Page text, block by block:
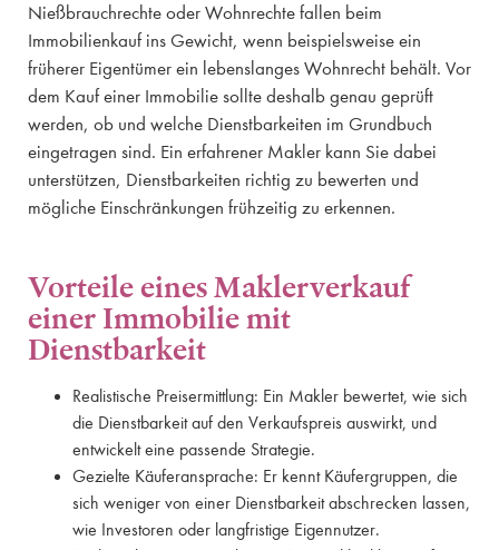
Nießbrauchrechte oder Wohnrechte fallen beim
Immobilienkauf ins Gewicht, wenn beispielsweise ein
früherer Eigentümer ein lebenslanges Wohnrecht behält. Vor
dem Kauf einer Immobilie sollte deshalb genau geprüft
werden, ob und welche Dienstbarkeiten im Grundbuch
eingetragen sind. Ein erfahrener Makler kann Sie dabei
unterstützen, Dienstbarkeiten richtig zu bewerten und
mögliche Einschränkungen frühzeitig zu erkennen.
Vorteile eines Maklerverkauf
einer Immobilie mit
Dienstbarkeit
Realistische Preisermittlung: Ein Makler bewertet, wie sich
die Dienstbarkeit auf den Verkaufspreis auswirkt, und
entwickelt eine passende Strategie.
Gezielte Käuferansprache: Er kennt Käufergruppen, die
sich weniger von einer Dienstbarkeit abschrecken lassen,
wie Investoren oder langfristige Eigennutzer.